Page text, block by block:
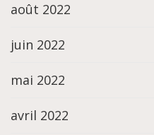
août 2022
juin 2022
mai 2022
avril 2022